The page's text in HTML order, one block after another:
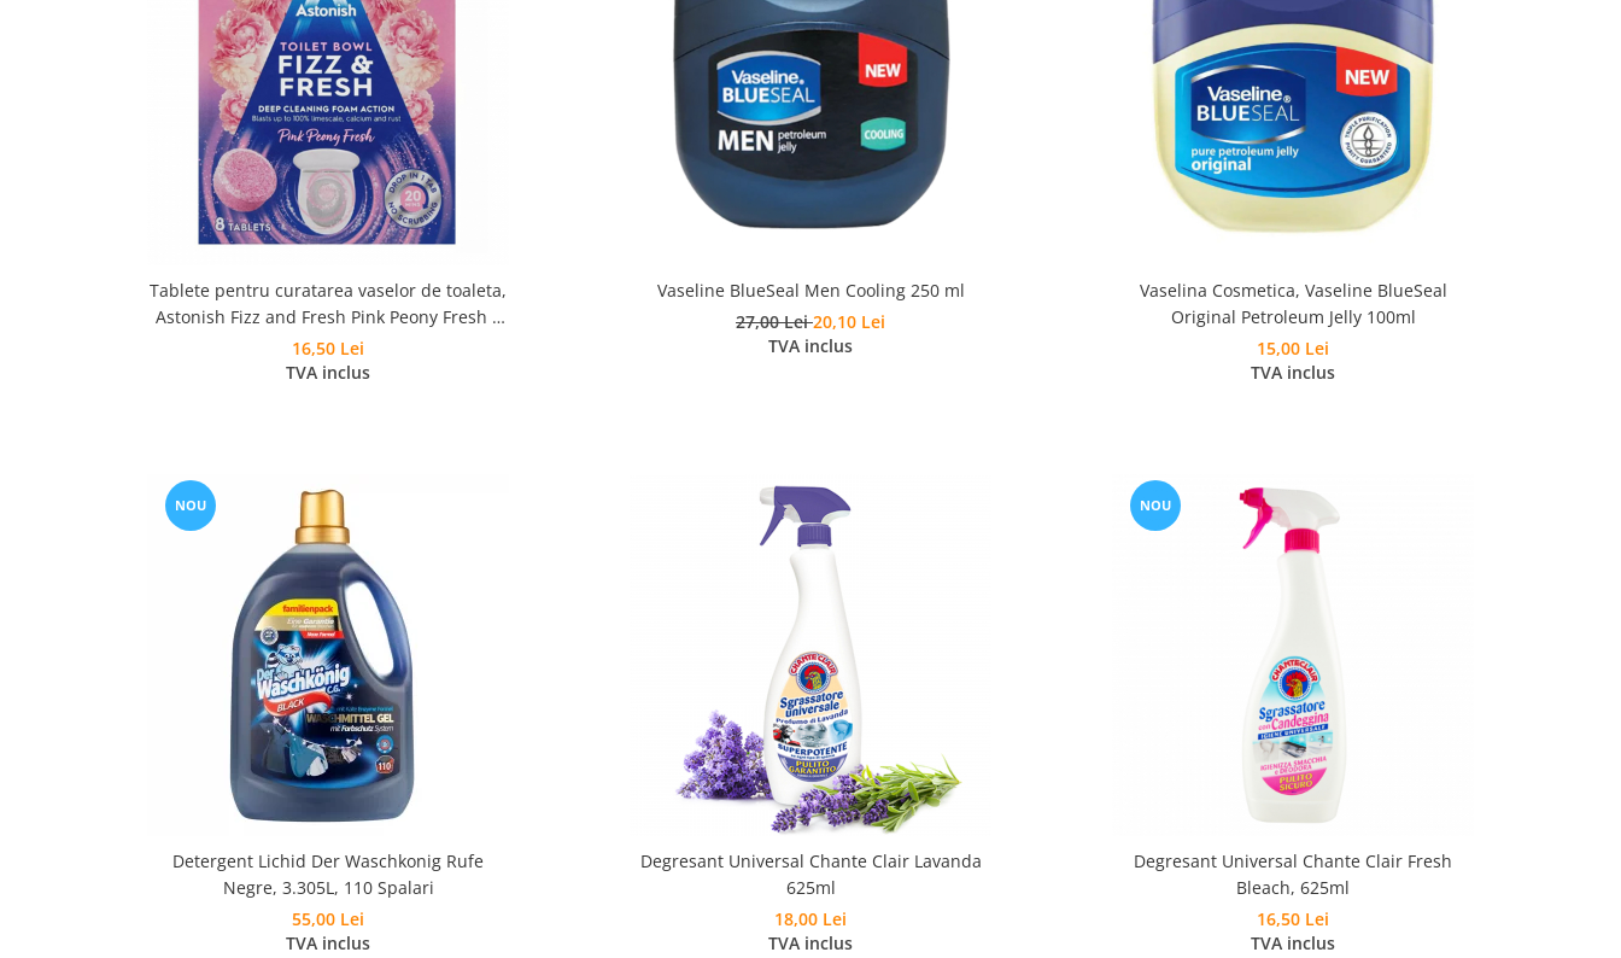
Tablete pentru curatarea vaselor de toaleta,
Astonish Fizz and Fresh Pink Peony Fresh 8
buc
16,50 Lei
TVA inclus
Vaseline BlueSeal Men Cooling 250 ml
27,00 Lei20,10 Lei
TVA inclus
Vaselina Cosmetica, Vaseline BlueSeal
Original Petroleum Jelly 100ml
15,00 Lei
TVA inclus
NOU
Detergent Lichid Der Waschkonig Rufe
Negre, 3.305L, 110 Spalari
55,00 Lei
TVA inclus
Degresant Universal Chante Clair Lavanda
625ml
18,00 Lei
TVA inclus
NOU
Degresant Universal Chante Clair Fresh
Bleach, 625ml
16,50 Lei
TVA inclus